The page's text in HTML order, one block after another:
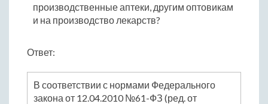
производственные аптеки, другим оптовикам
и на производство лекарств?
Ответ:
В соответствии с нормами Федерального
закона от 12.04.2010 №61-ФЗ (ред. от